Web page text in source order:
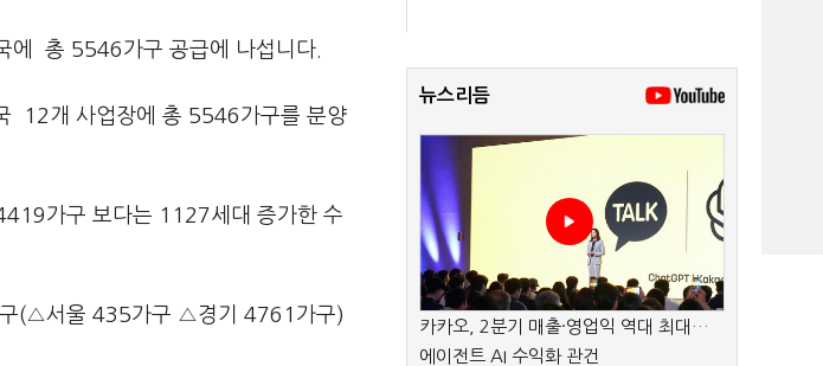
에 총 5546가구 공급에 나섭니다.
12개 사업장에 총 5546가구를 분양
가구 보다는 1127세대 증가한 수
구(△서울 435가구 △경기 4761가구)
뉴스리듬
카카오, 2분기 매출·영업익 역대 최대…
에이전트 AI 수익화 관건